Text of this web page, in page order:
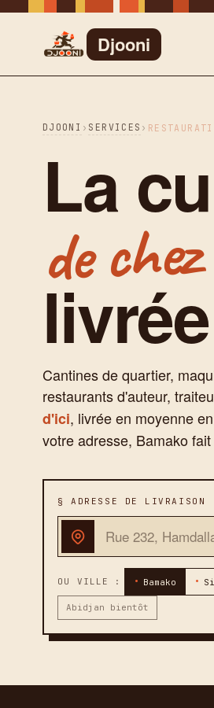
Djooni
DJOONI › SERVICES ›
La
de
Cantines de quartier,
restaurants d'auteur,
d'ici, livrée en moyenne
votre adresse, Bamako
§ ADRESSE DE LIVRAISON
OU VILLE : Bamako
Abidjan bientôt